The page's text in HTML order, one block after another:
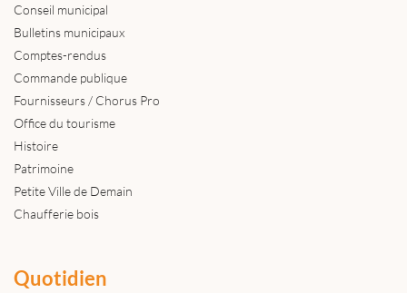
Conseil municipal
Bulletins municipaux
Comptes-rendus
Commande publique
Fournisseurs / Chorus Pro
Office du tourisme
Histoire
Patrimoine
Petite Ville de Demain
Chaufferie bois
Quotidien